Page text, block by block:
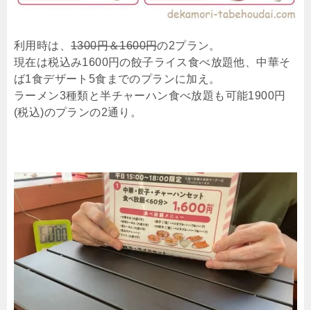
利用時は、 1300円＆1600円の2プラン。
現在は税込み1600円の餃子ライス食べ放題他、中華そ
ば1食デザート5食までのプランに加え。
ラーメン3種類と半チャーハン食べ放題も可能1900円
(税込)のプランの2通り。